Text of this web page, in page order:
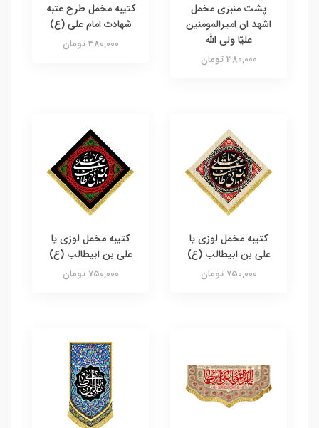
پشت منبری مخمل
اشهد ان امیرالمومنین
علیّا ولی الله
380,000 تومان
کتیبه مخمل طرح عتبه
شهادت امام علی (ع)
380,000 تومان
کتیبه مخمل لوزی یا
علی بن ابیطالب (ع)
750,000 تومان
کتیبه مخمل لوزی یا
علی بن ابیطالب (ع)
750,000 تومان